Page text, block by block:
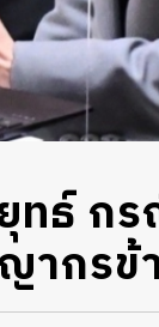
ยุทธ์ ก
ากรข้